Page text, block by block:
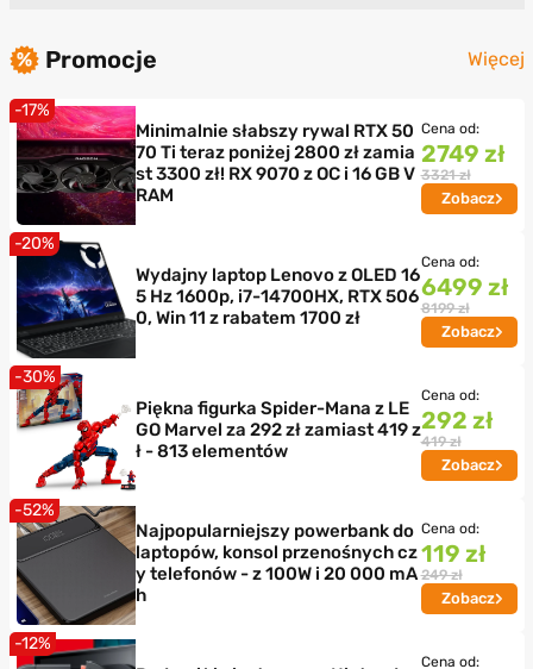
Promocje Więcej
Minimalnie słabszy rywal RTX 50
70 Ti teraz poniżej 2800 zł zamia
st 3300 zł! RX 9070 z OC i 16 GB V
RAM
-17%
Cena od:
2749 zł
3321 zł
Zobacz
Wydajny laptop Lenovo z OLED 16
5 Hz 1600p, i7-14700HX, RTX 506
0, Win 11 z rabatem 1700 zł
-20%
Cena od:
6499 zł
8199 zł
Zobacz
Piękna figurka Spider-Mana z LE
GO Marvel za 292 zł zamiast 419 z
ł - 813 elementów
-30%
Cena od:
292 zł
419 zł
Zobacz
Najpopularniejszy powerbank do
laptopów, konsol przenośnych cz
y telefonów - z 100W i 20 000 mA
h
-52%
Cena od:
119 zł
249 zł
Zobacz
-12%
Cena od: